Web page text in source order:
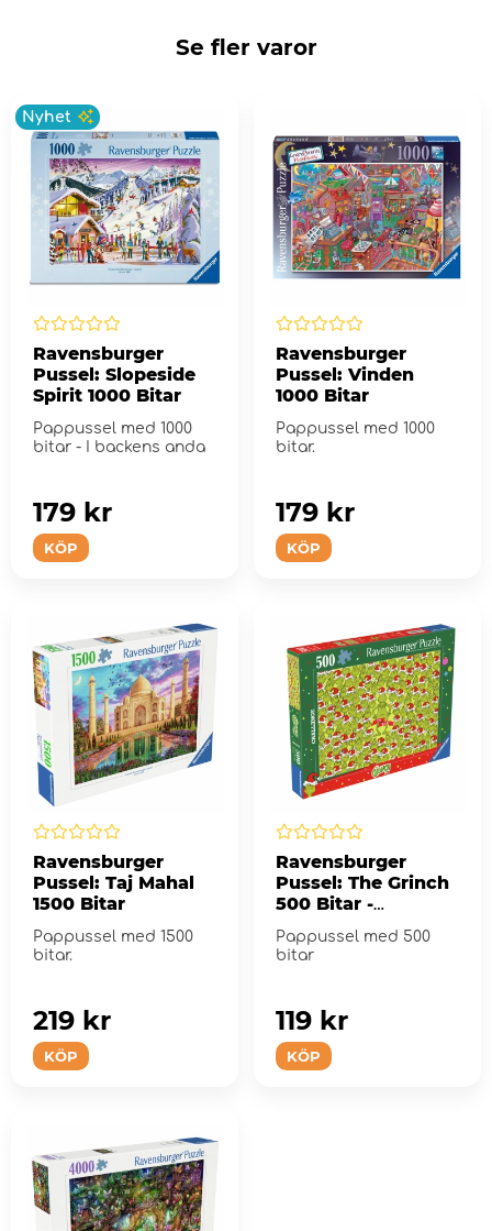
Se fler varor
Nyhet
Ravensburger
Pussel: Slopeside
Spirit 1000 Bitar
Pappussel med 1000
bitar - I backens anda
KÖP
179 kr
Ravensburger
Pussel: Vinden
1000 Bitar
Pappussel med 1000
bitar.
KÖP
179 kr
Ravensburger
Pussel: Taj Mahal
1500 Bitar
Pappussel med 1500
bitar.
KÖP
219 kr
Ravensburger
Pussel: The Grinch
500 Bitar -
Pappussel med 500
bitar
KÖP
119 kr